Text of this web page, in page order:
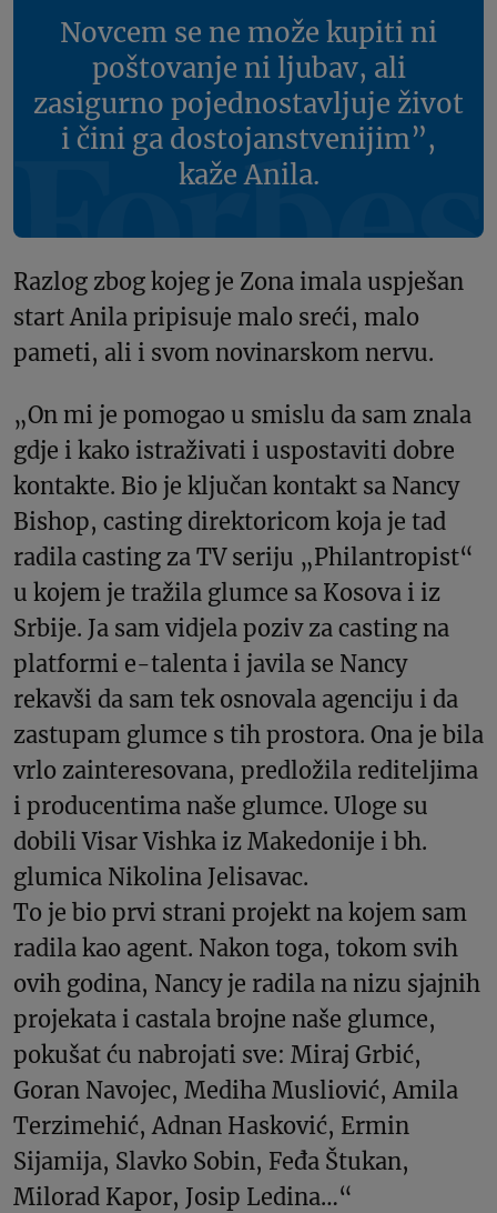
Novcem se ne može kupiti ni
poštovanje ni ljubav, ali
zasigurno pojednostavljuje život
i čini ga dostojanstvenijim”,
kaže Anila.
Razlog zbog kojeg je Zona imala uspješan
start Anila pripisuje malo sreći, malo
pameti, ali i svom novinarskom nervu.
„On mi je pomogao u smislu da sam znala
gdje i kako istraživati i uspostaviti dobre
kontakte. Bio je ključan kontakt sa Nancy
Bishop, casting direktoricom koja je tad
radila casting za TV seriju „Philantropist“
u kojem je tražila glumce sa Kosova i iz
Srbije. Ja sam vidjela poziv za casting na
platformi e-talenta i javila se Nancy
rekavši da sam tek osnovala agenciju i da
zastupam glumce s tih prostora. Ona je bila
vrlo zainteresovana, predložila rediteljima
i producentima naše glumce. Uloge su
dobili Visar Vishka iz Makedonije i bh.
glumica Nikolina Jelisavac.
To je bio prvi strani projekt na kojem sam
radila kao agent. Nakon toga, tokom svih
ovih godina, Nancy je radila na nizu sjajnih
projekata i castala brojne naše glumce,
pokušat ću nabrojati sve: Miraj Grbić,
Goran Navojec, Mediha Musliović, Amila
Terzimehić, Adnan Hasković, Ermin
Sijamija, Slavko Sobin, Feđa Štukan,
Milorad Kapor, Josip Ledina…“